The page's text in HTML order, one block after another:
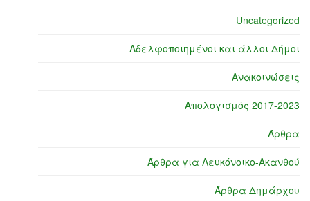
Uncategorized
Αδελφοποιημένοι και άλλοι Δήμοι
Ανακοινώσεις
Απολογισμός 2017-2023
Άρθρα
Άρθρα για Λευκόνοικο-Ακανθού
Άρθρα Δημάρχου